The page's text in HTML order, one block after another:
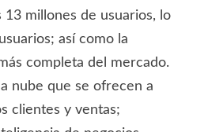
millones de usuarios, lo
así como la
completa del mercado.
nube que se ofrecen a
clientes y ventas;